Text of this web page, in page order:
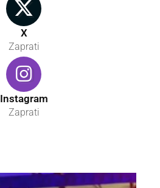
X
Zaprati
Instagram
Zaprati